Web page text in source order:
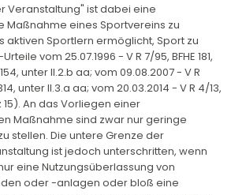
Veranstaltung" ist dabei eine
Maßnahme eines Sportvereins zu
aktiven Sportlern ermöglicht, Sport zu
vom 25.07.1996 - V R 7/95, BFHE 181,
154, unter II.2.b aa; vom 09.08.2007 - V R
unter II.3.a aa; vom 20.03.2014 - V R 4/13,
15). An das Vorliegen einer
Maßnahme sind zwar nur geringe
stellen. Die untere Grenze der
ist jedoch unterschritten, wenn
eine Nutzungsüberlassung von
oder -anlagen oder bloß eine